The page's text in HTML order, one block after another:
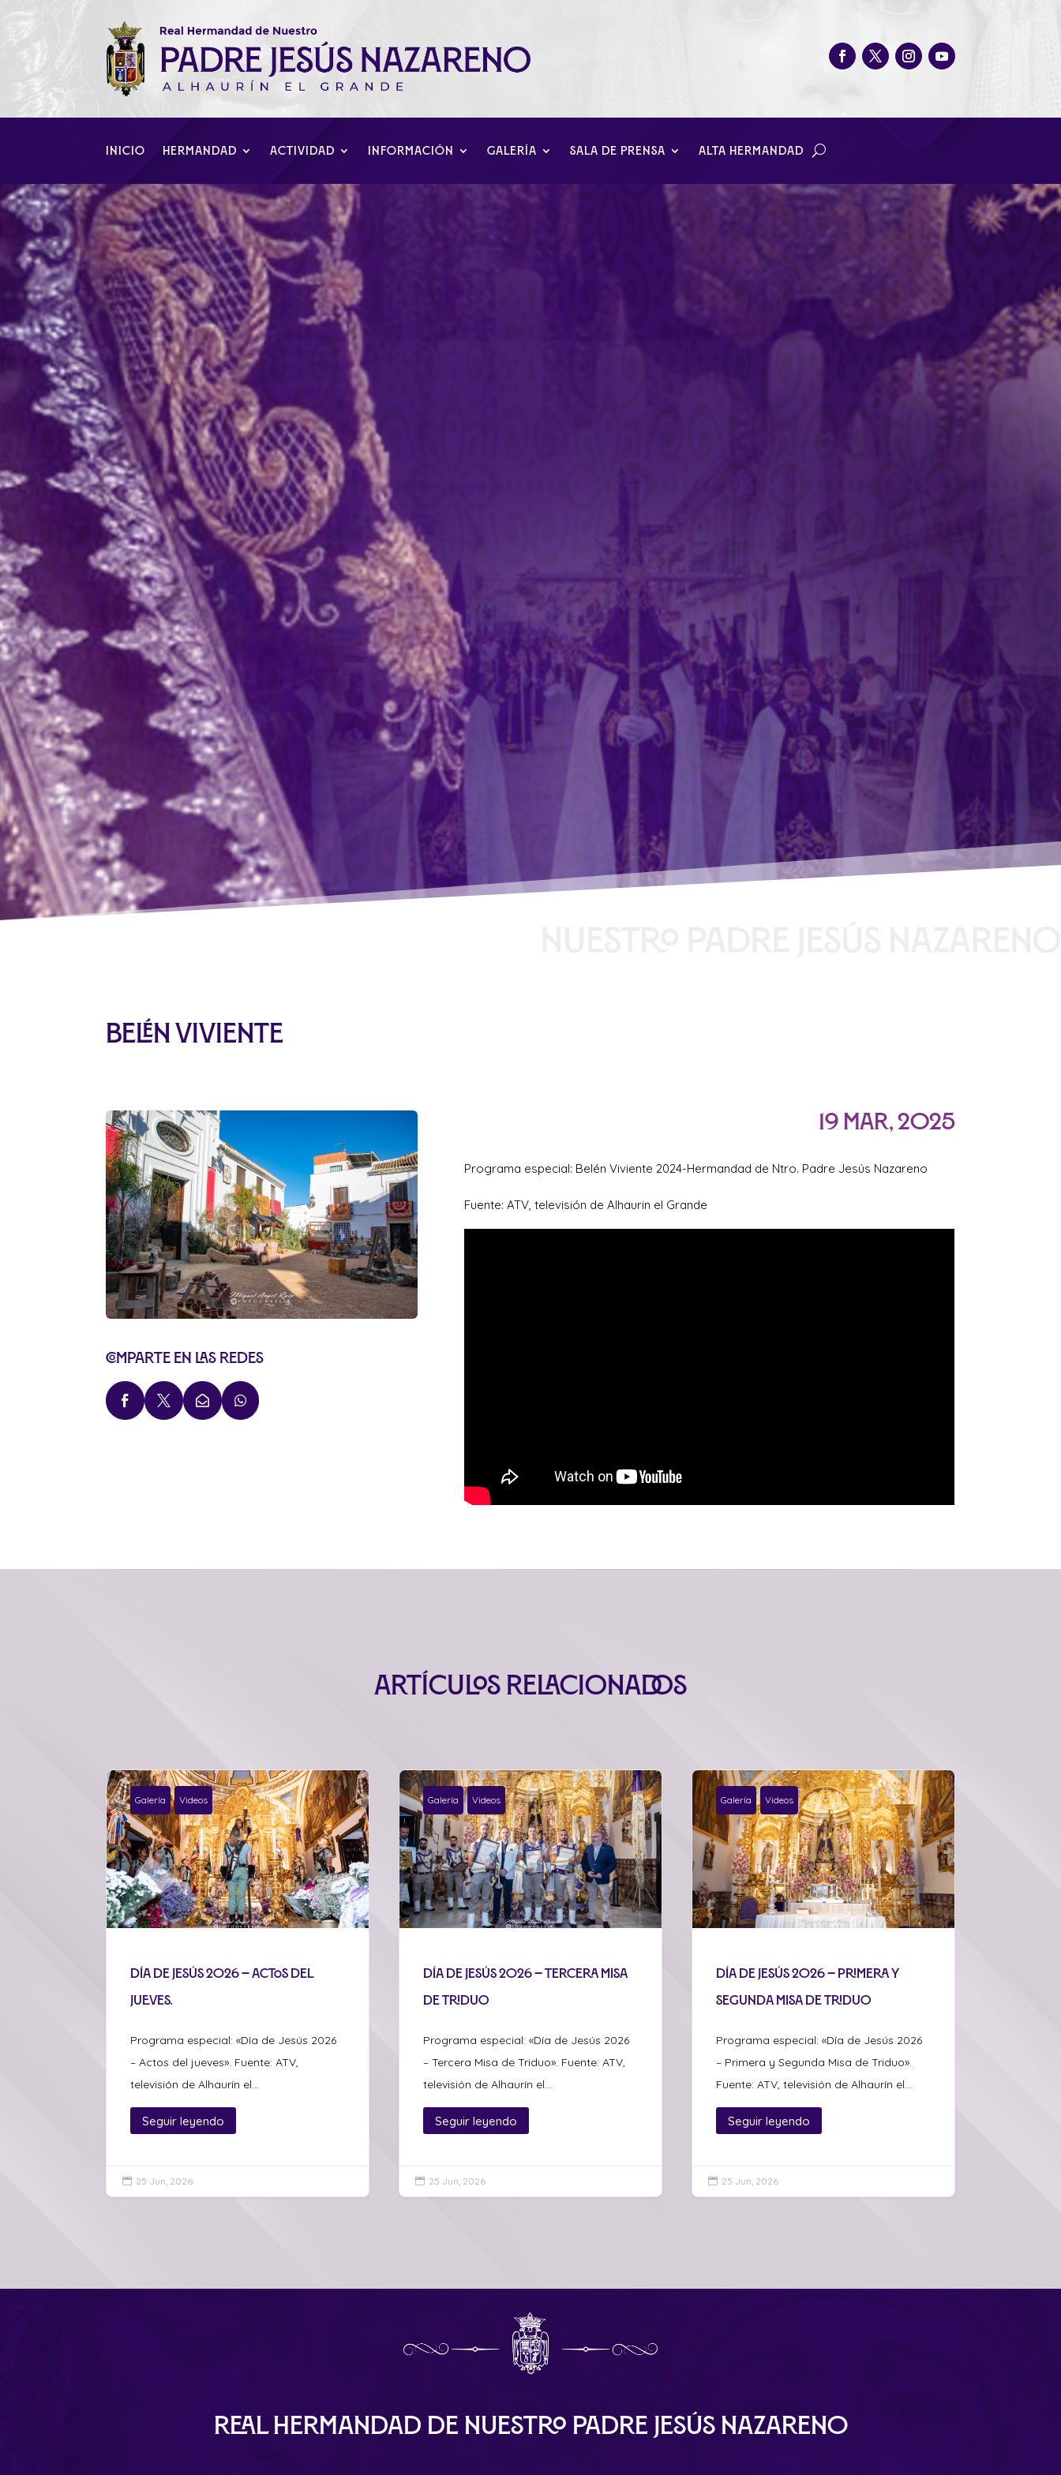
INICIO HERMANDAD ACTIVIDAD INFORMACIÓN GALERÍA SALA DE PRENSA ALTA HERMANDAD
Belén viviente
Belén viviente
Comparte en las redes
   
19 Mar, 2025
Programa especial: Belén Viviente 2024-Hermandad de Ntro. Padre Jesús Nazareno
Fuente: ATV, televisión de Alhaurin el Grande
Artículos relacionados
Galería Videos
Día de Jesús 2026 – Actos del
jueves.
Programa especial: «Día de Jesús 2026
– Actos del jueves». Fuente: ATV,
televisión de Alhaurín el...
Seguir leyendo
 25 Jun, 2026
Galería Videos
Día de Jesús 2026 – Tercera Misa
de Triduo
Programa especial: «Día de Jesús 2026
– Tercera Misa de Triduo». Fuente: ATV,
televisión de Alhaurín el...
Seguir leyendo
 25 Jun, 2026
Galería Videos
Día de Jesús 2026 – Primera y
Segunda Misa de Triduo
Programa especial: «Día de Jesús 2026
– Primera y Segunda Misa de Triduo».
Fuente: ATV, televisión de Alhaurín el...
Seguir leyendo
 25 Jun, 2026
Real Hermandad de Nuestro Padre Jesús Nazareno